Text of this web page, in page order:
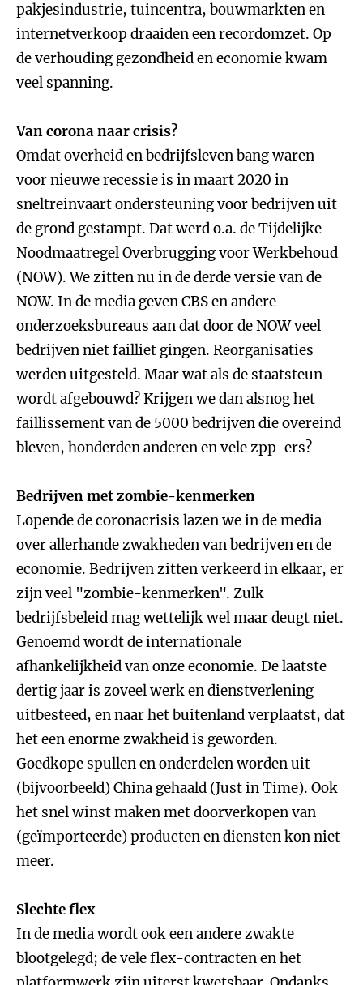
pakjesindustrie, tuincentra, bouwmarkten en
internetverkoop draaiden een recordomzet. Op
de verhouding gezondheid en economie kwam
veel spanning.
Van corona naar crisis?
Omdat overheid en bedrijfsleven bang waren
voor nieuwe recessie is in maart 2020 in
sneltreinvaart ondersteuning voor bedrijven uit
de grond gestampt. Dat werd o.a. de Tijdelijke
Noodmaatregel Overbrugging voor Werkbehoud
(NOW). We zitten nu in de derde versie van de
NOW. In de media geven CBS en andere
onderzoeksbureaus aan dat door de NOW veel
bedrijven niet failliet gingen. Reorganisaties
werden uitgesteld. Maar wat als de staatsteun
wordt afgebouwd? Krijgen we dan alsnog het
faillissement van de 5000 bedrijven die overeind
bleven, honderden anderen en vele zpp-ers?
Bedrijven met zombie-kenmerken
Lopende de coronacrisis lazen we in de media
over allerhande zwakheden van bedrijven en de
economie. Bedrijven zitten verkeerd in elkaar, er
zijn veel "zombie-kenmerken". Zulk
bedrijfsbeleid mag wettelijk wel maar deugt niet.
Genoemd wordt de internationale
afhankelijkheid van onze economie. De laatste
dertig jaar is zoveel werk en dienstverlening
uitbesteed, en naar het buitenland verplaatst, dat
het een enorme zwakheid is geworden.
Goedkope spullen en onderdelen worden uit
(bijvoorbeeld) China gehaald (Just in Time). Ook
het snel winst maken met doorverkopen van
(geïmporteerde) producten en diensten kon niet
meer.
Slechte flex
In de media wordt ook een andere zwakte
blootgelegd; de vele flex-contracten en het